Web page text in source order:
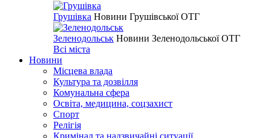
Грушівка Новини Грушівської ОТГ
Зеленодольськ Новини Зеленодольської ОТГ
Всі міста
Новини
Місцева влада
Культура та дозвілля
Комунальна сфера
Освіта, медицина, соцзахист
Спорт
Релігія
Кримінал та надзвичайні ситуації